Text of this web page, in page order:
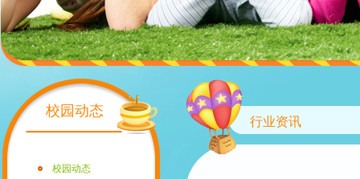
校园动态
校园动态
行业资讯